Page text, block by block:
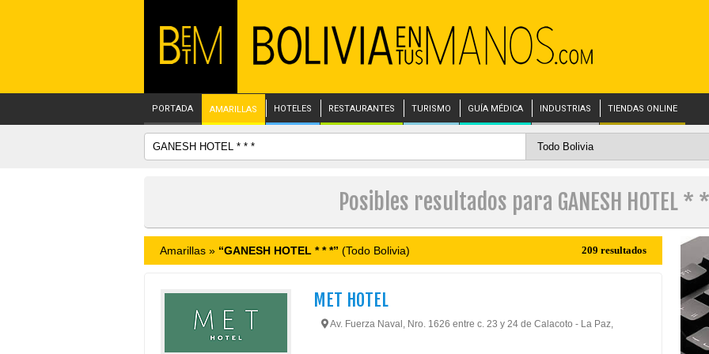
PORTADA AMARILLAS HOTELES RESTAURANTES TURISMO GUÍA MÉDICA INDUSTRIAS TIENDAS ONLINE
Posibles resultados para GANESH HOTEL *
Amarillas » “GANESH HOTEL * * *” (Todo Bolivia) 209 resultados
MET HOTEL
Av. Fuerza Naval, Nro. 1626 entre c. 23 y 24 de Calacoto - La Paz,